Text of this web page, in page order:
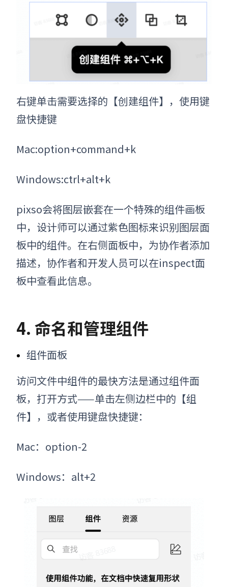
右键单击需要选择的【创建组件】 ， 使用键
盘快捷键
Mac:option+command+k
Windows:ctrl+alt+k
pixso会将图层嵌套在一个特殊的组件画板
中，设计师可以通过紫色图标来识别图层面
板中的组件。 在右侧面板中，为协作者添加
描述，协作者和开发人员可以在inspect面
板中查看此信息。
4. 命名和管理组件
组件面板
访问文件中组件的最快方法是通过组件面
板，打开方式——单击左侧边栏中的【组
件】 ， 或者使用键盘快捷键：
Mac：option-2
Windows：alt+2